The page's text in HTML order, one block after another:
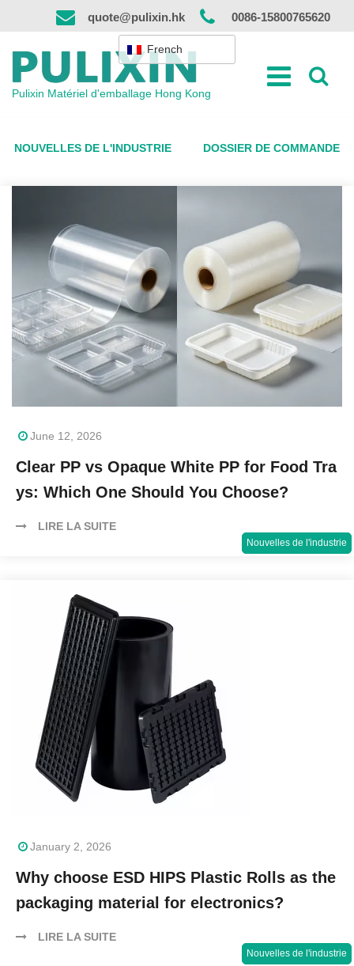
content
quote@pulixin.hk 0086-15800765620
Pulixin Matériel d'emballage Hong Kong
French
NOUVELLES DE L'INDUSTRIE DOSSIER DE COMMANDE
June 12, 2026
Clear PP vs Opaque White PP for Food Tra
ys: Which One Should You Choose?
LIRE LA SUITE
Nouvelles de l'industrie
January 2, 2026
Why choose ESD HIPS Plastic Rolls as the
packaging material for electronics?
LIRE LA SUITE
Nouvelles de l'industrie